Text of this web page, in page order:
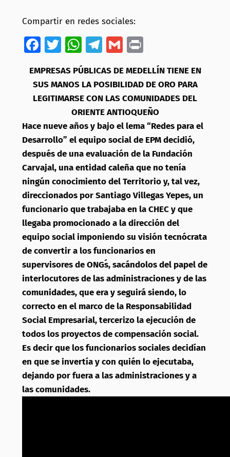
Compartir en redes sociales:
Facebook
Twitter
WhatsApp
Telegram
GmailPrint
EMPRESAS PÚBLICAS DE MEDELLÍN TIENE EN
SUS MANOS LA POSIBILIDAD DE ORO PARA
LEGITIMARSE CON LAS COMUNIDADES DEL
ORIENTE ANTIOQUEÑO
Hace nueve años y bajo el lema “Redes para el
Desarrollo” el equipo social de EPM decidió,
después de una evaluación de la Fundación
Carvajal, una entidad caleña que no tenía
ningún conocimiento del Territorio y, tal vez,
direccionados por Santiago Villegas Yepes, un
funcionario que trabajaba en la CHEC y que
llegaba promocionado a la dirección del
equipo social imponiendo su visión tecnócrata
de convertir a los funcionarios en
supervisores de ONG´s, sacándolos del papel de
interlocutores de las administraciones y de las
comunidades, que era y seguirá siendo, lo
correcto en el marco de la Responsabilidad
Social Empresarial, tercerizo la ejecución de
todos los proyectos de compensación social.
Es decir que los funcionarios sociales decidían
en que se invertía y con quién lo ejecutaba,
dejando por fuera a las administraciones y a
las comunidades.